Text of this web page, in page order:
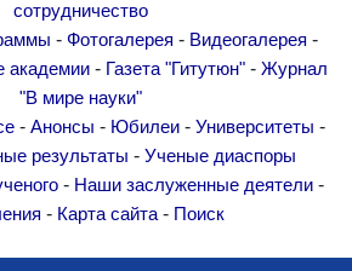
сотрудничество
- Фотогалерея - Видеогалерея -
академии- Газета "Гитутюн"- Журнал
"В мире науки"
- Анонсы - Юбилеи - Университеты -
результаты - Ученые диаспоры
- Наши заслуженные деятели -
- Карта сайта - Поиск